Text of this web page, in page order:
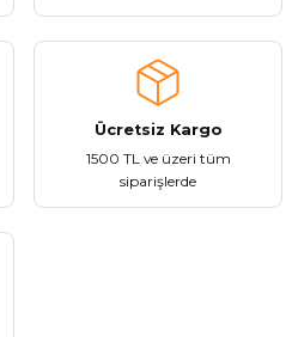
olmalı.
Sd/Aux/Fm Nostalji Radyo
Ücretsiz Kargo
1500 TL ve üzeri tüm
siparişlerde